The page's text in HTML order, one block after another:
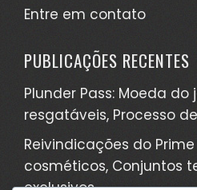
Entre em contato
PUBLICAÇÕES RECENTES
Plunder Pass: Moeda do
resgatáveis, Processo
Reivindicações do
cosméticos, Conjuntos